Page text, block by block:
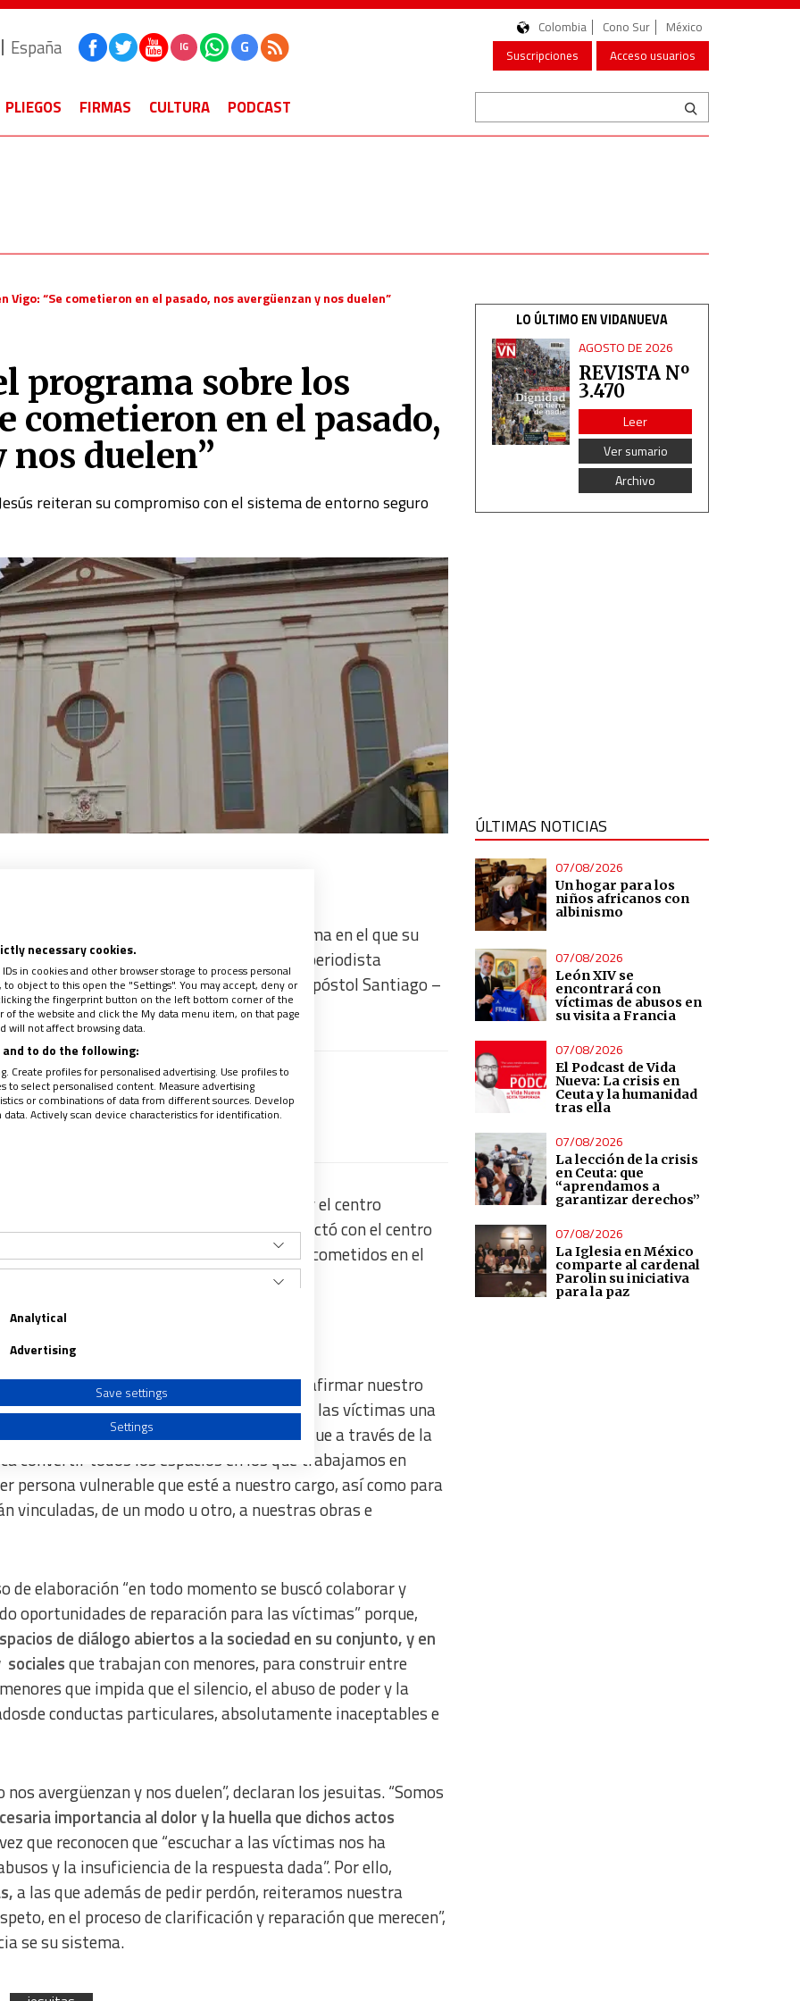
España IG G
Colombia Cono Sur
México
Suscripciones
Acceso usuarios
PLIEGOS FIRMAS CULTURA PODCAST
“Se cometieron en el pasado, nos avergüenzan y nos duelen”
programa sobre los
cometieron en el pasado,
nos duelen”
reiteran su compromiso con el sistema de entorno seguro
de La Sexta ha comenzado con un programa en el que su
los jesuitas de Vigo
. En la promoción, el periodista
sucedidos en los años 80 en el colegio Apóstol Santiago –
afrontar la cuestión de los abusos.
sin abrir
un avance de los contenidos
el anuncio de la transmisión, los jesuitas y el centro
en el que detallan que la productora contactó con el centro
un programa sobre los abusos cometidos en el
que se nos ha ofrecido para poder reafirmar nuestro
que, añaden, “es necesario pedir perdón a las víctimas una
el actual Sistema de Entorno Seguro, que a través de la
convertir todos los espacios en los que trabajamos en
persona vulnerable que esté a nuestro cargo, así como para
vinculadas, de un modo u otro, a nuestras obras e
de elaboración “en todo momento se buscó colaborar y
oportunidades de reparación para las víctimas” porque,
de diálogo abiertos a la sociedad en su conjunto, y en
socialesque trabajan con menores, para construir entre
que impida que el silencio, el abuso de poder y la
conductas particulares, absolutamente inaceptables e
avergüenzan y nos duelen”, declaran los jesuitas. “Somos
importancia al dolor y la huella que dichos actos
que reconocen que “escuchar a las víctimas nos ha
y la insuficiencia de la respuesta dada”. Por ello,
a las que además de pedir perdón, reiteramos nuestra
en el proceso de clarificación y reparación que merecen”,
se su sistema.
LO ÚLTIMO EN VIDANUEVA
AGOSTO DE 2026
REVISTA Nº
3.470
Leer
Ver sumario
Archivo
ÚLTIMAS NOTICIAS
07/08/2026
Un hogar para los
niños africanos con
albinismo
07/08/2026
León XIV se
encontrará con
víctimas de abusos en
su visita a Francia
07/08/2026
El Podcast de Vida
Nueva: La crisis en
Ceuta y la humanidad
tras ella
07/08/2026
La lección de la crisis
en Ceuta: que
“aprendamos a
garantizar derechos”
07/08/2026
La Iglesia en México
comparte al cardenal
Parolin su iniciativa
para la paz
necessary cookies.
in cookies and other browser storage to process personal
object to this open the "Settings". You may accept, deny or
the fingerprint button on the left bottom corner of the
the website and click the My data menu item, on that page
will not affect browsing data.
to do the following:
Create profiles for personalised advertising. Use profiles to
to select personalised content. Measure advertising
or combinations of data from different sources. Develop
Actively scan device characteristics for identification.
from different sources
Analytical
Advertising
Save settings
Settings